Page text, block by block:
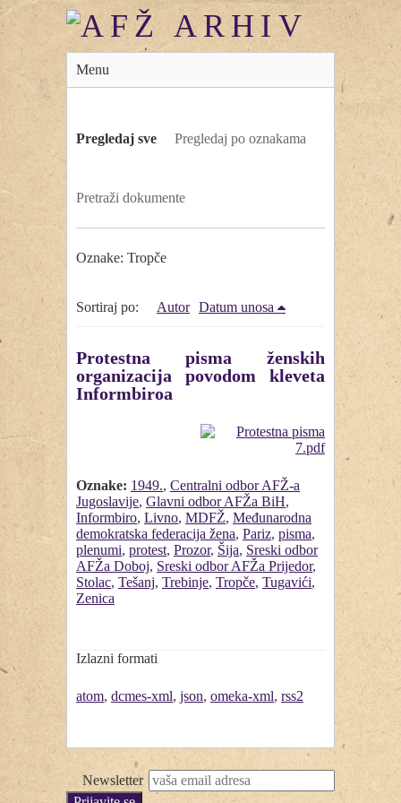
Menu
Pregledaj sve Pregledaj po oznakama
Pretraži dokumente
Oznake: Tropče
Sortiraj po: Autor Datum unosa
Protestna pisma ženskih
organizacija povodom kleveta
Informbiroa
Oznake: 1949., Centralni odbor AFŽ-a
Jugoslavije, Glavni odbor AFŽa BiH,
Informbiro, Livno, MDFŽ, Međunarodna
demokratska federacija žena, Pariz, pisma,
plenumi, protest, Prozor, Šija, Sreski odbor
AFŽa Doboj, Sreski odbor AFŽa Prijedor,
Stolac, Tešanj, Trebinje, Tropče, Tugavići,
Zenica
Izlazni formati
atom, dcmes-xml, json, omeka-xml, rss2
Newsletter